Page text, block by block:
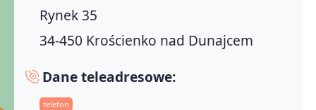
Rynek 35
34-450 Krościenko nad Dunajcem
Dane teleadresowe:
telefon